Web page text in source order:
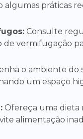
algumas práticas
Consulte
vermifugação
o ambiente do
um espaço
Ofereça uma dieta
alimentação